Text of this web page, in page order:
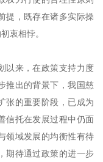
提，既存在诸多实际操
衷相悖。
以来，在政策支持力度
推出的背景下，我国慈
张的重要阶段，已成为
信托在发展过程中仍面
领域发展的均衡性有待
期待通过政策的进一步